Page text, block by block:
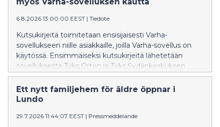
6.8.2026 13:00:00 EEST | Tiedote
Kutsukirjeitä toimitetaan ensisijaisesti Varha-
sovellukseen niille asiakkaille, joilla Varha-sovellus on
käytössä. Ensimmäiseksi kutsukirjeitä lähetetään
sovelluksesta Tyks Orton ja Tyks Sydänkeskuksen
potilaille. Kokemusten perusteella toimintamallia
laajennetaan myöhemmin myös muille Tyks-
sairaalapalveluiden erikoisaloille.
Ett nytt familjehem för äldre öppnar i
Lundo
29.7.2026 11:44:07 EEST | Pressmeddelande